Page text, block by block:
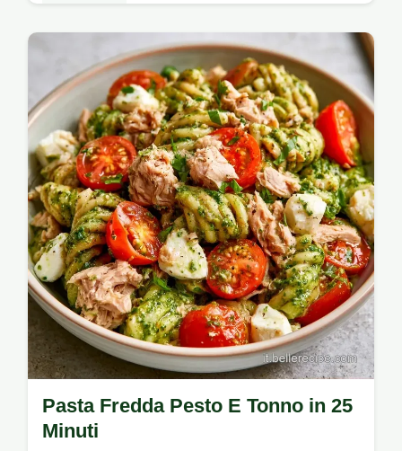
Scopri il segreto del gusto di questa Pasta
Fredda Con Pesto E Tonno: una ricetta
fresca, aromatica e veloce, perfetta per
un…
Pasta Fredda Pesto E Tonno in 25
Minuti